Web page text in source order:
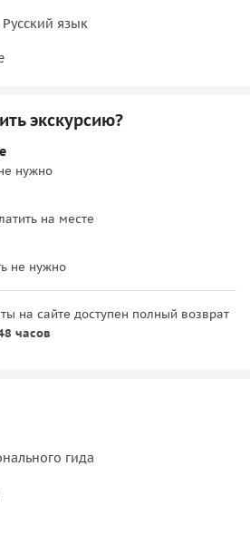
язык
экскурсию?
нужно
на месте
не нужно
на сайте доступен полный возврат
часов
гида